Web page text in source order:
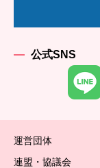
公式SNS
運営団体
連盟・協議会